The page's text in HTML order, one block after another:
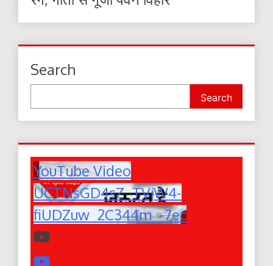
Search
Search
YouTube Video
UCTNsGD4sZ_TVjW4-
fiUDZuw_2C344m_-7ec